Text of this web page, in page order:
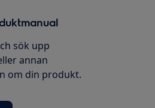
sök upp
annan
om din produkt.